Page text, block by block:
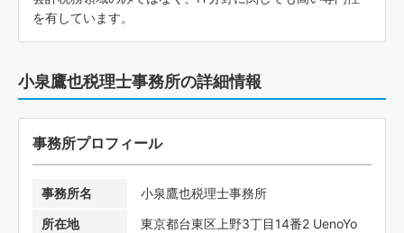
を有しています。
小泉鷹也税理士事務所の詳細情報
事務所プロフィール
事務所名
小泉鷹也税理士事務所
所在地
東京都台東区上野3丁目14番2 UenoYo